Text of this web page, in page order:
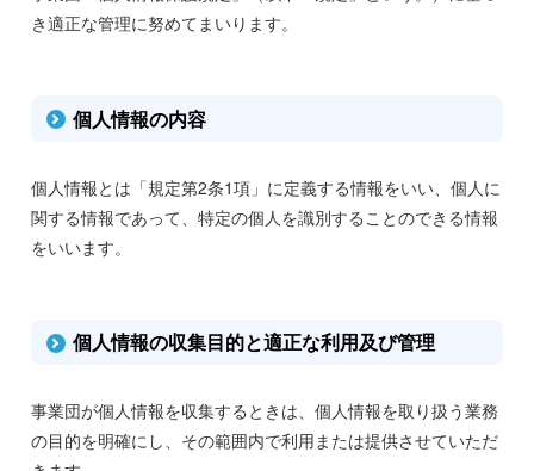
き適正な管理に努めてまいります。
個人情報の内容
個人情報とは「規定第2条1項」に定義する情報をいい、個人に
関する情報であって、特定の個人を識別することのできる情報
をいいます。
個人情報の収集目的と適正な利用及び管理
事業団が個人情報を収集するときは、個人情報を取り扱う業務
の目的を明確にし、その範囲内で利用または提供させていただ